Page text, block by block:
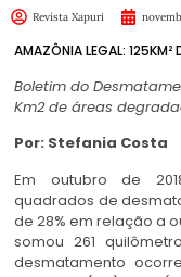
Revista Xapuri
AMAZÔNIA LEGAL: 125KM²
Boletim do
Km2 de áreas
Por: Stefania Costa
Em outubro de
quadrados de
de 28% em relação a
somou 261
desmatamento